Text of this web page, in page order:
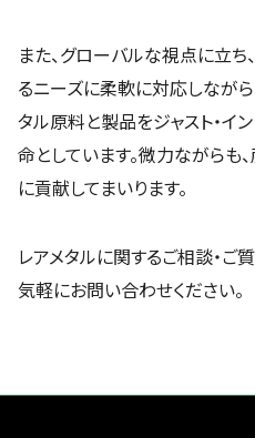
また、グローバルな視点に立
るニーズに柔軟に対応しなが
タル原料と製品をジャスト・イ
命としています。微力ながら
に貢献してまいります。
レアメタルに関するご相談・ご
気軽にお問い合わせください。